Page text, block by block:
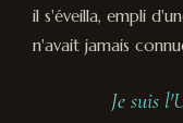
il s'éveilla, empli
n'avait jamais
Je suis